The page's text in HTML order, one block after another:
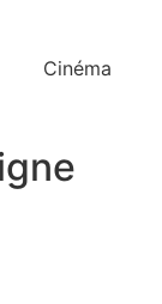
Cinéma